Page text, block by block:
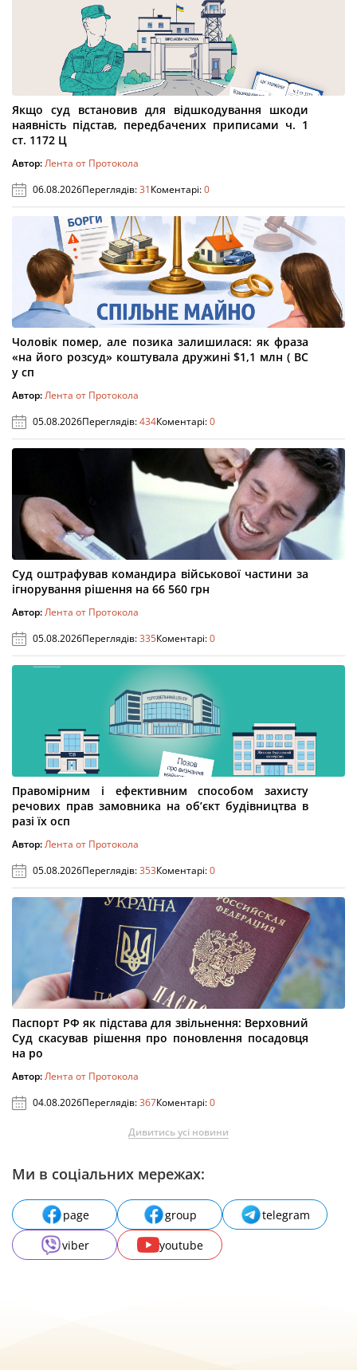
Якщо суд встановив для відшкодування шкоди
наявність підстав, передбачених приписами ч. 1
ст. 1172 Ц
Автор:Лента от Протокола
06.08.2026Переглядів:31Коментарі:0
Чоловік помер, але позика залишилася: як фраза
«на його розсуд» коштувала дружині $1,1 млн ( ВС
у сп
Автор:Лента от Протокола
05.08.2026Переглядів:434Коментарі:0
Суд оштрафував командира військової частини за
ігнорування рішення на 66 560 грн
Автор:Лента от Протокола
05.08.2026Переглядів:335Коментарі:0
Правомірним і ефективним способом захисту
речових прав замовника на об’єкт будівництва в
разі їх осп
Автор:Лента от Протокола
05.08.2026Переглядів:353Коментарі:0
Паспорт РФ як підстава для звільнення: Верховний
Суд скасував рішення про поновлення посадовця
на ро
Автор:Лента от Протокола
04.08.2026Переглядів:367Коментарі:0
Дивитись усі новини
Ми в соціальних мережах:
page group
telegram
viber
youtube